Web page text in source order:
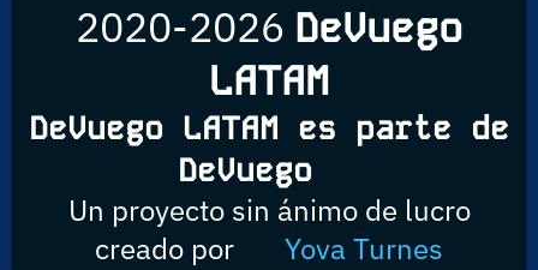
2020-2026 DeVuego
LATAM
DeVuego LATAM es parte de
DeVuego
Un proyecto sin ánimo de lucro
creado por
Yova Turnes